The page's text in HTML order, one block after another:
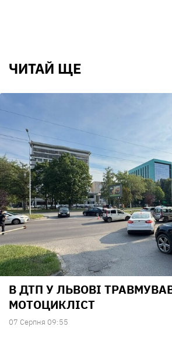
ЧИТАЙ ЩЕ
В ДТП У ЛЬВОВІ
МОТОЦИКЛІСТ
07 Серпня 09:55